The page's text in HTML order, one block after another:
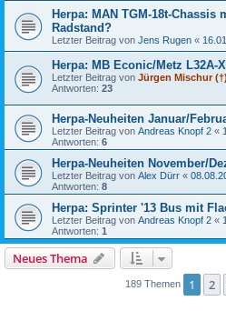
Herpa: MAN TGM-18t-Chassis
Radstand?
Letzter Beitrag von Jens Rugen «
Herpa: MB Econic/Metz L32A-
Letzter Beitrag von Jürgen Mischur (†)
Antworten: 23
Herpa-Neuheiten Januar/
Letzter Beitrag von Andreas Knopf 2 «
Antworten: 6
Herpa-Neuheiten November/
Letzter Beitrag von Alex Dürr «
Antworten: 8
Herpa: Sprinter '13 Bus mit
Letzter Beitrag von Andreas Knopf 2 «
Antworten: 1
Neues Thema
189 Themen 1 2